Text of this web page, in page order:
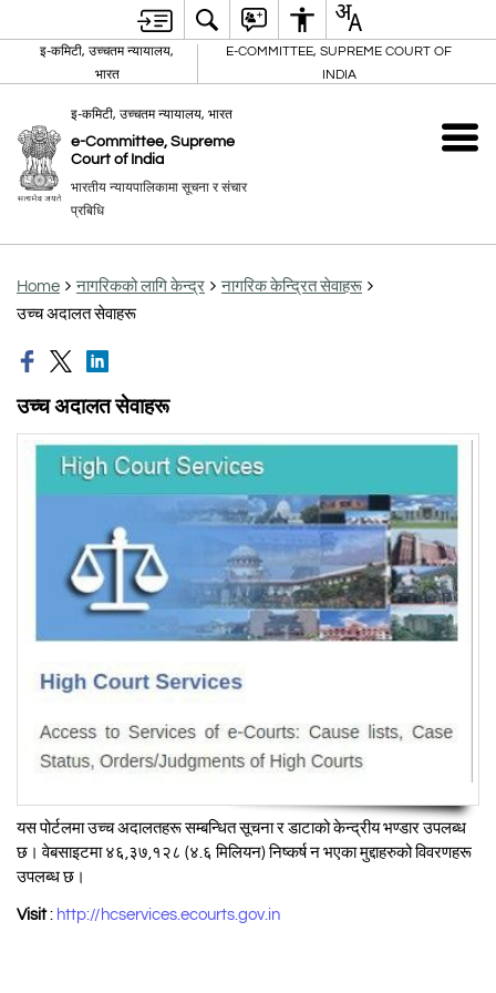
इ-कमिटी, उच्चतम न्यायालय,
भारत
E-COMMITTEE, SUPREME COURT OF
INDIA
इ-कमिटी, उच्चतम न्यायालय, भारत
e-Committee, Supreme
Court of India
भारतीय न्यायपालिकामा सूचना र संचार
प्रबिधि
Home नागरिकको लागि केन्द्र
नागरिक केन्द्रित सेवाहरू
उच्च अदालत सेवाहरू
उच्च अदालत सेवाहरू
यस पोर्टलमा उच्च अदालतहरू सम्बन्धित सूचना र डाटाको केन्द्रीय भण्डार उपलब्ध
छ। वेबसाइटमा ४६,३७,१२८ (४.६ मिलियन) निष्कर्ष न भएका मुद्दाहरुको विवरणहरू
उपलब्ध छ।
Visit: http://hcservices.ecourts.gov.in